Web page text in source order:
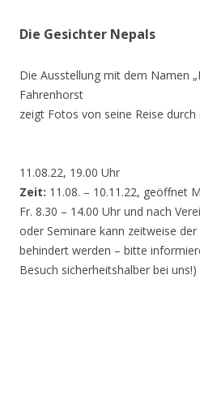
Die Gesichter Nepals
Die Ausstellung mit dem Namen
Fahrenhorst
zeigt Fotos von seine Reise
11.08.22, 19.00 Uhr
Zeit: 11.08. – 10.11.22, geöffnet
Fr. 8.30 – 14.00 Uhr und nach
oder Seminare kann zeitweise
behindert werden – bitte
Besuch sicherheitshalber bei uns!)